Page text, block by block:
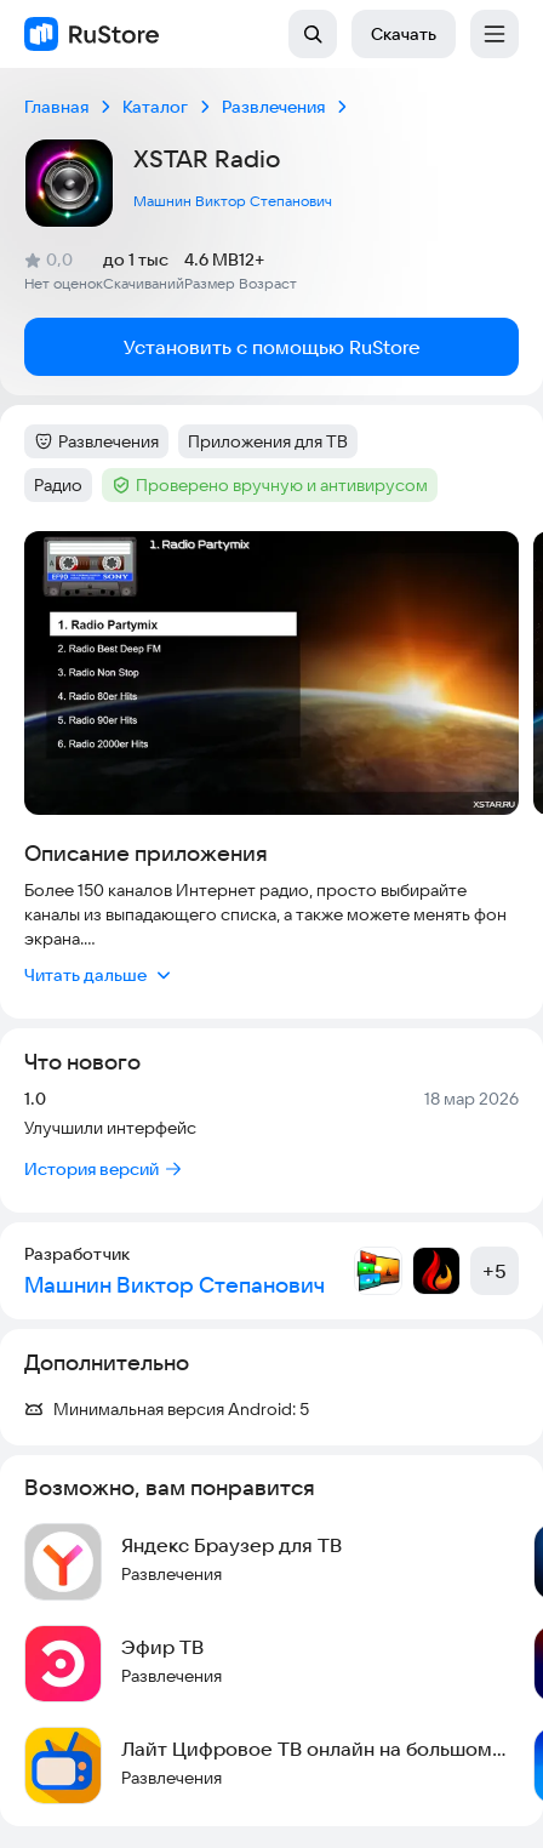
Скачать
Главная Каталог Развлечения
XSTAR Radio
Машнин Виктор Степанович
Рейтинг:
0,0
(
Нет оценок
)
Скачиваний
до 1 тыс
Размер
4.6 MB
Возраст
12+
Установить с помощью RuStore
Категория:
Развлечения Тег:
Приложения для ТВ
Тег:
Радио Тег :Проверено вручную и антивирусом
Скриншоты
Описание приложения
Более 150 каналов Интернет радио, просто выбирайте
каналы из выпадающего списка, а также можете менять фон
экрана.
Условно-бесплатное.
Читать дальше
Что нового
Версия:
1.0 Дата:
18 мар 2026
Улучшили интерфейс
История версий
Разработчик
Машнин Виктор Степанович +5
Дополнительно
Минимальная версия Android: 5
Возможно, вам понравится
Яндекс Браузер для ТВ
Развлечения
Эфир ТВ
Развлечения
Лайт Цифровое ТВ онлайн на большом
экране
Развлечения